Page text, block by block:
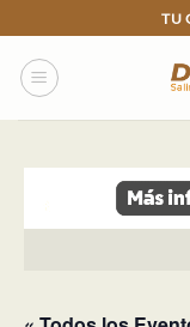
to
content
TU